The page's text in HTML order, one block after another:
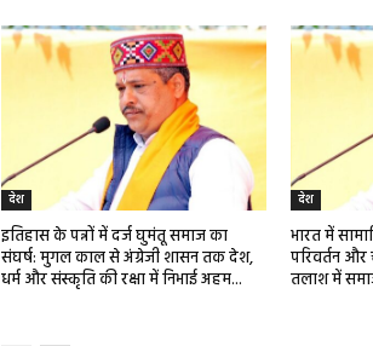
देश
इतिहास के पन्नों में दर्ज घुमंतू समाज का
संघर्ष: मुगल काल से अंग्रेजी शासन तक देश,
धर्म और संस्कृति की रक्षा में निभाई अहम...
देश
भारत में
परिवर्तन
तलाश में